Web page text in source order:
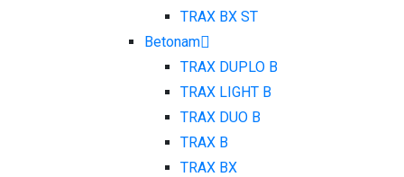
TRAX BX ST
Betonam
TRAX DUPLO B
TRAX LIGHT B
TRAX DUO B
TRAX B
TRAX BX